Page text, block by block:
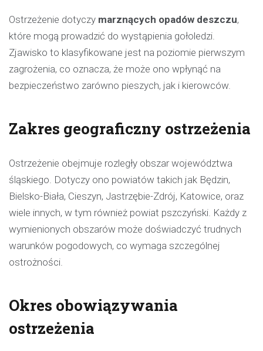
Ostrzeżenie dotyczy marznących opadów deszczu,
które mogą prowadzić do wystąpienia gołoledzi.
Zjawisko to klasyfikowane jest na poziomie pierwszym
zagrożenia, co oznacza, że może ono wpłynąć na
bezpieczeństwo zarówno pieszych, jak i kierowców.
Zakres geograficzny ostrzeżenia
Ostrzeżenie obejmuje rozległy obszar województwa
śląskiego. Dotyczy ono powiatów takich jak Będzin,
Bielsko-Biała, Cieszyn, Jastrzębie-Zdrój, Katowice, oraz
wiele innych, w tym również powiat pszczyński. Każdy z
wymienionych obszarów może doświadczyć trudnych
warunków pogodowych, co wymaga szczególnej
ostrożności.
Okres obowiązywania
ostrzeżenia